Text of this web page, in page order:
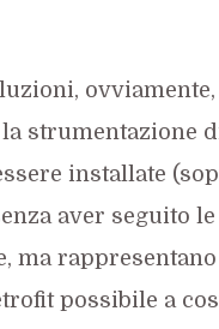
strumentazione
installate
aver seguito
ma
possibile a